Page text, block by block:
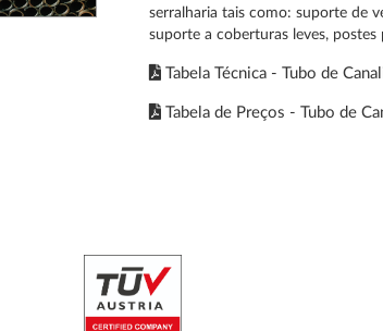
serralharia tais como: suporte de
suporte a coberturas leves,
Tabela Técnica - Tubo de
Tabela de Preços - Tubo de